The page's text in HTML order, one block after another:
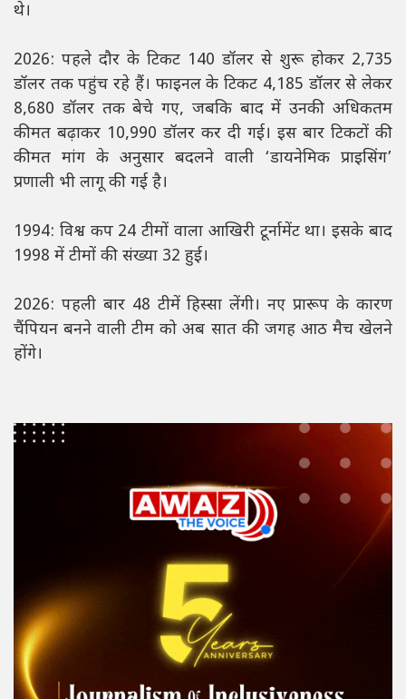
थे।
2026: पहले दौर के टिकट 140 डॉलर से शुरू होकर 2,735
डॉलर तक पहुंच रहे हैं। फाइनल के टिकट 4,185 डॉलर से लेकर
8,680 डॉलर तक बेचे गए, जबकि बाद में उनकी अधिकतम
कीमत बढ़ाकर 10,990 डॉलर कर दी गई। इस बार टिकटों की
कीमत मांग के अनुसार बदलने वाली ‘डायनेमिक प्राइसिंग’
प्रणाली भी लागू की गई है।
1994: विश्व कप 24 टीमों वाला आखिरी टूर्नामेंट था। इसके बाद
1998 में टीमों की संख्या 32 हुई।
2026: पहली बार 48 टीमें हिस्सा लेंगी। नए प्रारूप के कारण
चैंपियन बनने वाली टीम को अब सात की जगह आठ मैच खेलने
होंगे।